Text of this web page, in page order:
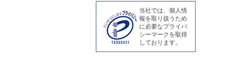
当社では、個人情
報を取り扱うため
に必要なプライバ
シーマークを取得
しております。